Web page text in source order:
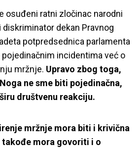
osuđeni ratni zločinac narodni
diskriminator dekan Pravnog
potpredsednica parlamenta
incidentima već o
mržnje. Upravo zbog toga,
ne sme biti pojedinačna,
društvenu reakciju.
mržnje mora biti i krivična
takođe mora govoriti i o